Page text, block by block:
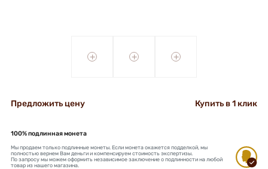
+ + +
Предложить цену Купить в 1 клик
100% подлинная монета
Мы продаем только подлинные монеты. Если монета окажется подделкой, мы
полностью вернем Вам деньги и компенсируем стоимость экспертизы.
По запросу мы можем оформить независимое заключение о подлинности на любой
товар из нашего магазина.